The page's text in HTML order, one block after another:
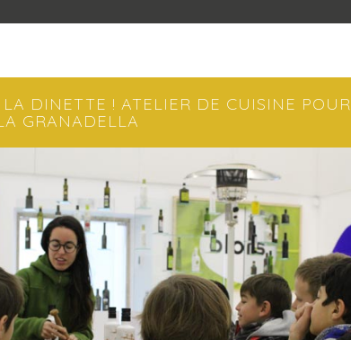
DINETTE ! ATELIER DE CUISINE POUR
GRANADELLA